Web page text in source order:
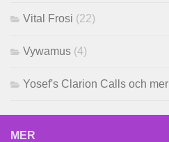
Vital Frosi (22)
Vywamus (4)
Yosef's Clarion Calls och mer
MER